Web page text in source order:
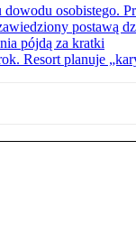
osobistego.
postawą
pójdą za kratki
Resort planuje